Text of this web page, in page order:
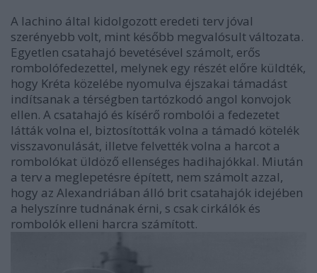
A Iachino által kidolgozott eredeti terv jóval
szerényebb volt, mint később megvalósult változata.
Egyetlen csatahajó bevetésével számolt, erős
rombolófedezettel, melynek egy részét előre küldték,
hogy Kréta közelébe nyomulva éjszakai támadást
indítsanak a térségben tartózkodó angol konvojok
ellen. A csatahajó és kísérő rombolói a fedezetet
látták volna el, biztosították volna a támadó kötelék
visszavonulását, illetve felvették volna a harcot a
rombolókat üldöző ellenséges hadihajókkal. Miután
a terv a meglepetésre épített, nem számolt azzal,
hogy az Alexandriában álló brit csatahajók idejében
a helyszínre tudnának érni, s csak cirkálók és
rombolók elleni harcra számított.